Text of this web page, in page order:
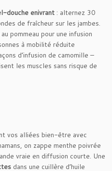
douche enivrant : alternez 30
de fraîcheur sur les jambes.
pommeau pour une infusion
à mobilité réduite
d’infusion de camomille –
les muscles sans risque de
vos alliées bien-être avec
on zappe menthe poivrée
vraie en diffusion courte. Une
dans une cuillère d’huile